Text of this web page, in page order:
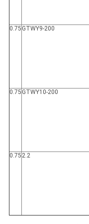
0.75 GTWY9-200
0.75 GTWY10-200
0.75 2.2